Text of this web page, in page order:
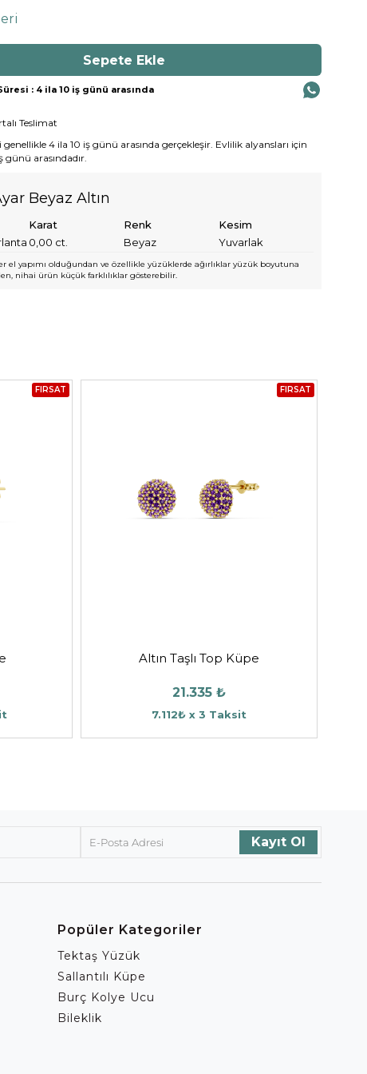
: 4 ila 10 iş günü arasında
Teslimat
4 ila 10 iş günü arasında gerçekleşir. Evlilik alyansları için
günü arasındadır.
Beyaz Altın
Karat Renk
Kesim
0,00 ct. Beyaz Yuvarlak
el yapımı olduğundan ve özellikle yüzüklerde ağırlıklar yüzük boyutuna
nihai ürün küçük farklılıklar gösterebilir.
FIRSAT FIRSAT
Altın Taşlı Top Küpe
21.335 ₺
7.112₺ x 3 Taksit
Popüler Kategoriler
Tektaş Yüzük
Sallantılı Küpe
Burç Kolye Ucu
Bileklik